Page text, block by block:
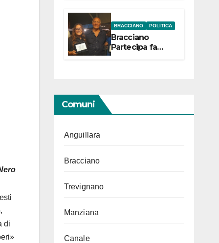
di
“Conservare la
memoria”
BRACCIANO POLITICA
Bracciano
Partecipa fa
centro con due
Comuni
Anguillara
Bracciano
Trevignano
Manziana
Canale